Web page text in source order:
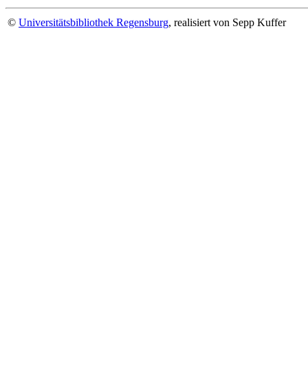
© Universitätsbibliothek Regensburg, realisiert von Sepp Kuffer